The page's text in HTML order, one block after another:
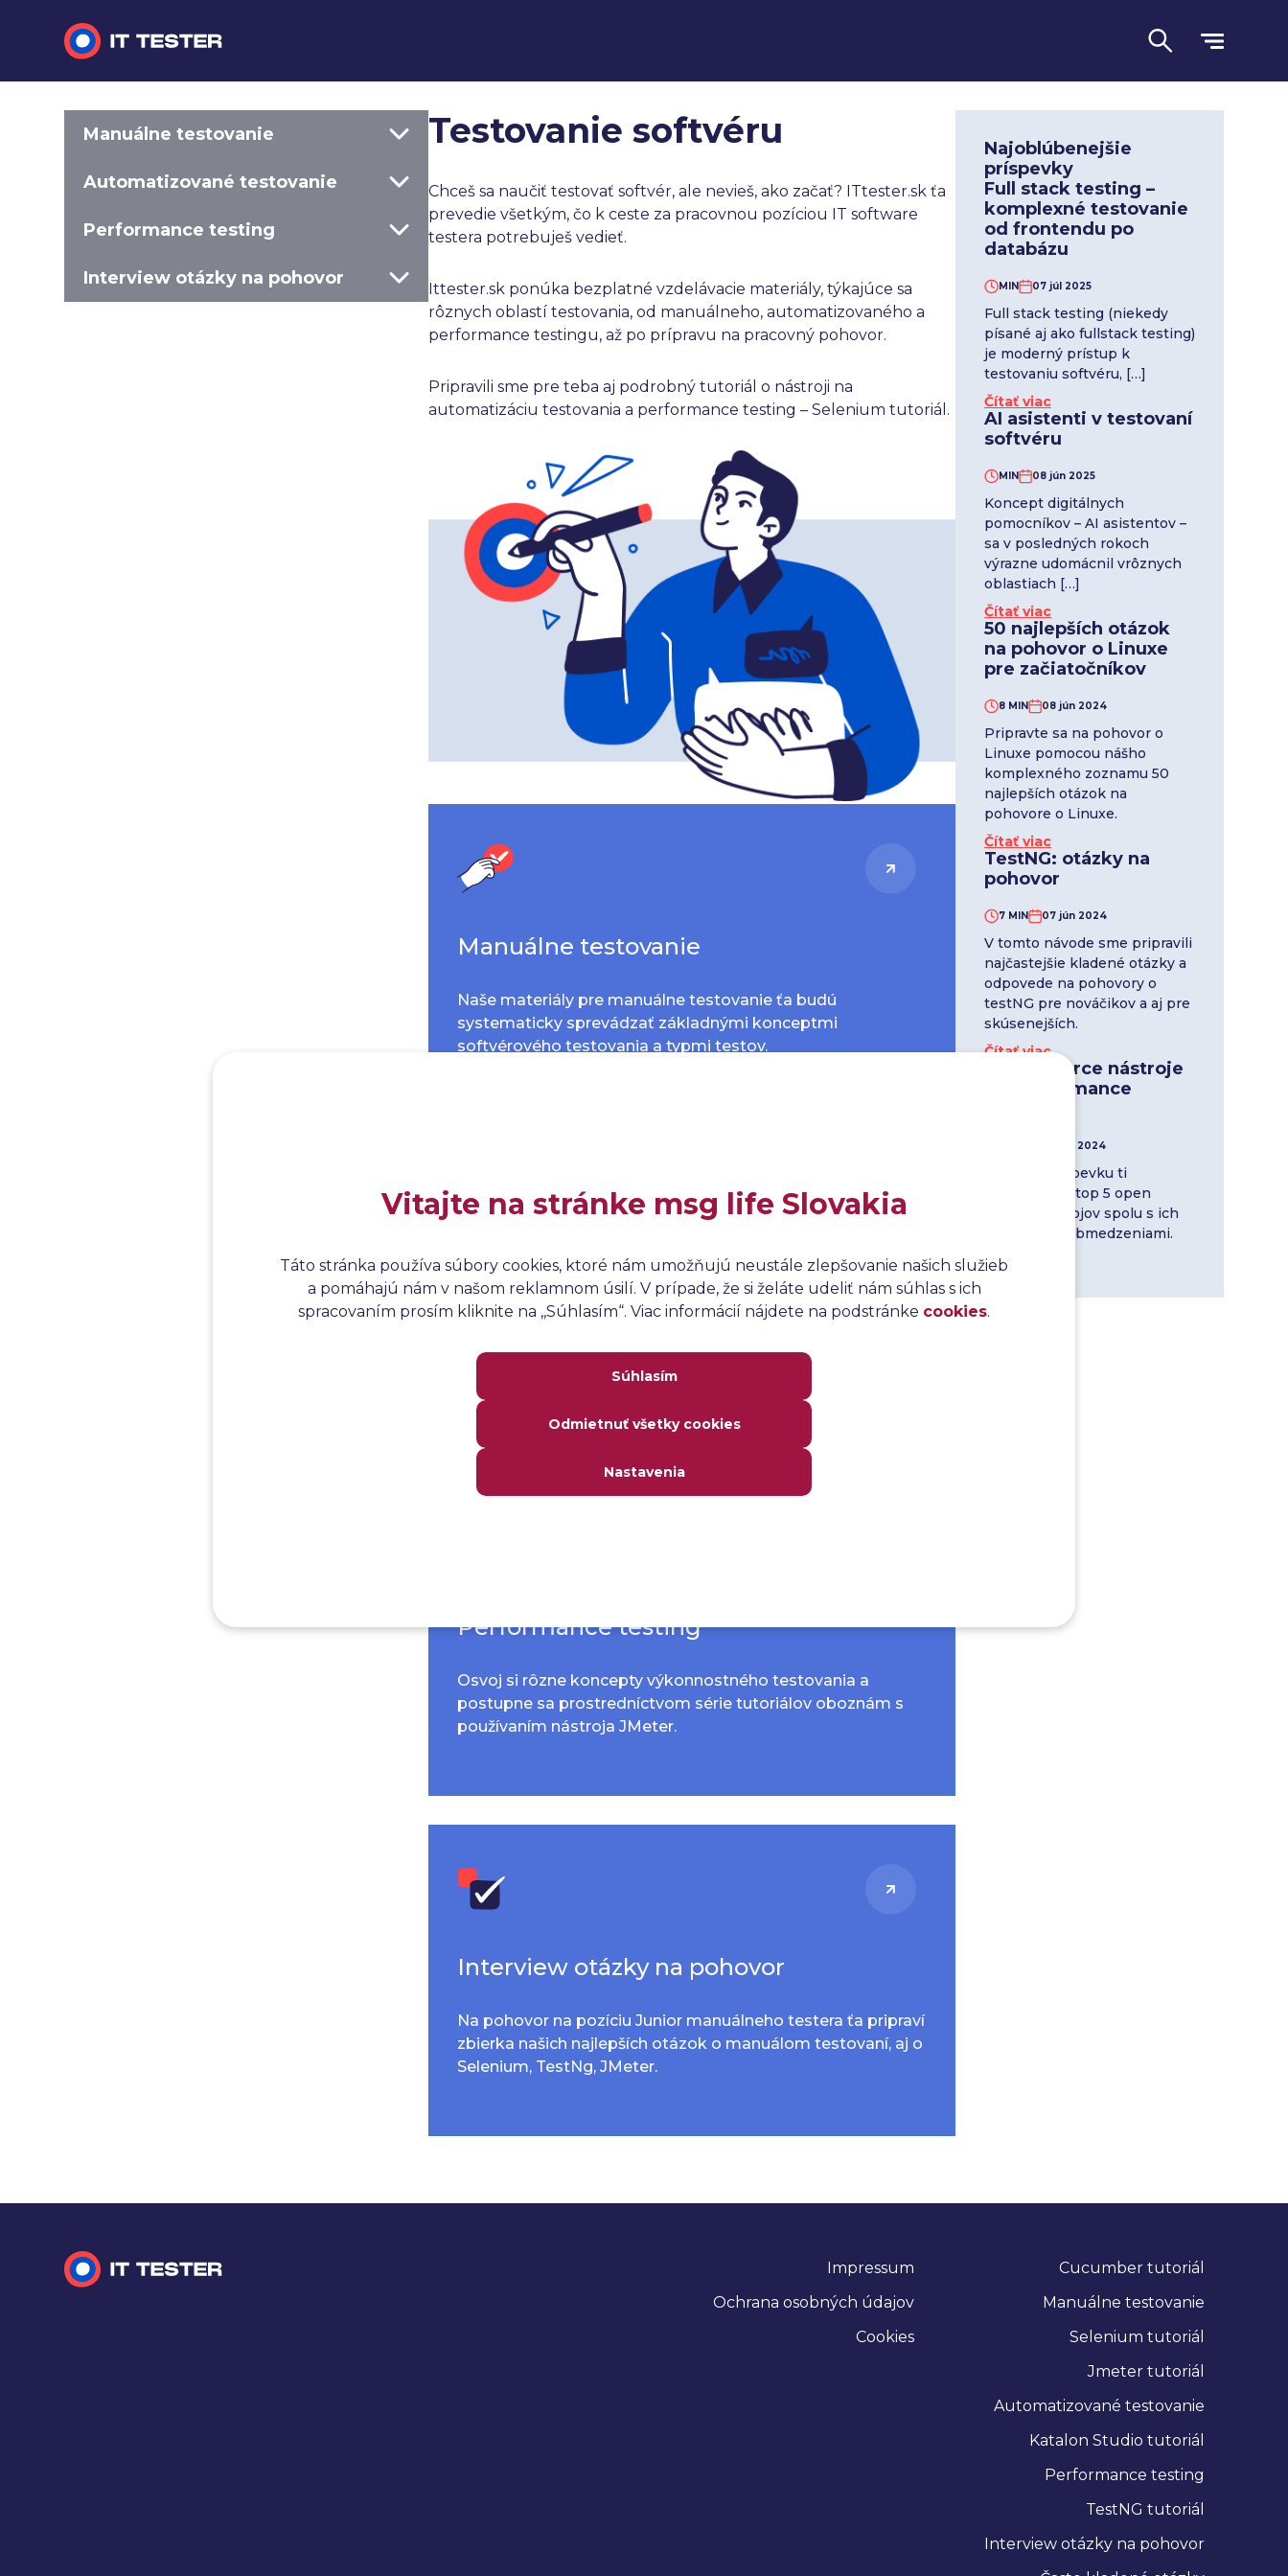
Automatizované testovanie
Performance testing
Interview otázky na pohovor
Slovník
Jazyk
Manuálne testovanie
Automatizované testovanie
Performance testing
Interview otázky na pohovor
Testovanie softvéru
Chceš sa naučiť testovať softvér, ale nevieš, ako začať? ITtester.sk ťa
prevedie všetkým, čo k ceste za pracovnou pozíciou IT software
testera potrebuješ vedieť.
Ittester.sk ponúka bezplatné vzdelávacie materiály, týkajúce sa
rôznych oblastí testovania, od manuálneho, automatizovaného a
performance testingu, až po prípravu na pracovný pohovor.
Pripravili sme pre teba aj podrobný tutoriál o nástroji na
automatizáciu testovania a performance testing – Selenium tutoriál.
Manuálne testovanie
Naše materiály pre manuálne testovanie ťa budú
systematicky sprevádzať základnými konceptmi
softvérového testovania a typmi testov.
Automatizované testovanie
ako Selenium, Katalon a ďalšie, od základnej úrovne, až po tú
Performance testing
Osvoj si rôzne koncepty výkonnostného testovania a
postupne sa prostredníctvom série tutoriálov oboznám s
používaním nástroja JMeter.
Interview otázky na pohovor
Na pohovor na pozíciu Junior manuálneho testera ťa pripraví
zbierka našich najlepších otázok o manuálom testovaní, aj o
Selenium, TestNg, JMeter.
Najoblúbenejšie
príspevky
Full stack testing –
komplexné testovanie
od frontendu po
databázu
MIN 07 júl 2025
Full stack testing (niekedy
písané aj ako fullstack testing)
je moderný prístup k
testovaniu softvéru, […]
Čítať viac
AI asistenti v testovaní
softvéru
MIN 08 jún 2025
Koncept digitálnych
pomocníkov – AI asistentov –
sa v posledných rokoch
výrazne udomácnil vrôznych
oblastiach […]
Čítať viac
50 najlepších otázok
na pohovor o Linuxe
pre začiatočníkov
8 MIN 08 jún 2024
Pripravte sa na pohovor o
Linuxe pomocou nášho
komplexného zoznamu 50
najlepších otázok na
pohovore o Linuxe.
Čítať viac
TestNG: otázky na
pohovor
7 MIN 07 jún 2024
V tomto návode sme pripravili
najčastejšie kladené otázky a
odpovede na pohovory o
testNG pre nováčikov a aj pre
skúsenejších.
Čítať viac
Open Source nástroje
na Performance
03 jún 2024
V tomto príspevku ti
predstavíme top 5 open
source nástrojov spolu s ich
výhodami a obmedzeniami.
Čítať viac
Impressum
Ochrana osobných údajov
Cookies
Cucumber tutoriál
Manuálne testovanie
Selenium tutoriál
Jmeter tutoriál
Automatizované testovanie
Katalon Studio tutoriál
Performance testing
TestNG tutoriál
Interview otázky na pohovor
Vitajte na stránke msg life Slovakia
Táto stránka používa súbory cookies, ktoré nám umožňujú neustále zlepšovanie našich služieb
a pomáhajú nám v našom reklamnom úsilí. V prípade, že si želáte udeliť nám súhlas s ich
spracovaním prosím kliknite na ,,Súhlasím“. Viac informácií nájdete na podstránke cookies.
Súhlasím
Odmietnuť všetky cookies
Nastavenia